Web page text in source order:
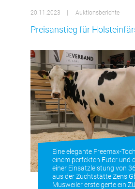
20.11.2023 Auktionsberichte
Preisanstieg für
Eine elegante Freemax-
einem perfekten Euter und
einer Einsatzleistung von
aus der Zuchtstätte Zens
Musweiler ersteigerte ein